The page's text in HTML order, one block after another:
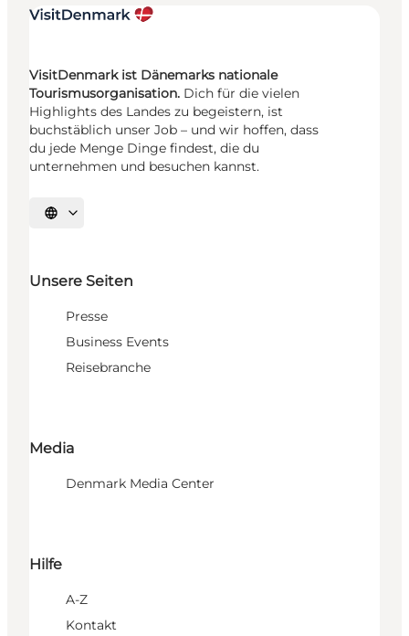
VisitDenmark ist Dänemarks nationale
Tourismusorganisation. Dich für die vielen
Highlights des Landes zu begeistern, ist
buchstäblich unser Job – und wir hoffen, dass
du jede Menge Dinge findest, die du
unternehmen und besuchen kannst.
Sprache auswählen
Unsere Seiten
Presse
Business Events
Reisebranche
Media
Denmark Media Center
Hilfe
A-Z
Kontakt